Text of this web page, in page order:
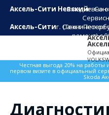
Аксель-Сити Невскийг.
Ежедневно
Аксель-Ситиг. Санкт-
(Техническое
ремонт) с
Честная выгода 20% на работы
первом визите в официальный
Skoda